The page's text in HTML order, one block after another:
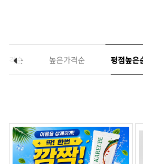
격순 높은가격순 평점높은